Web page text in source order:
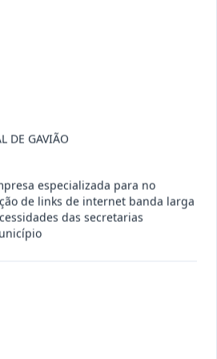
DE EMPRESA PARA
de empresa para o
de insumos odonto ...
DE GAVIÃO
especializada para no
de links de internet banda larga
das secretarias